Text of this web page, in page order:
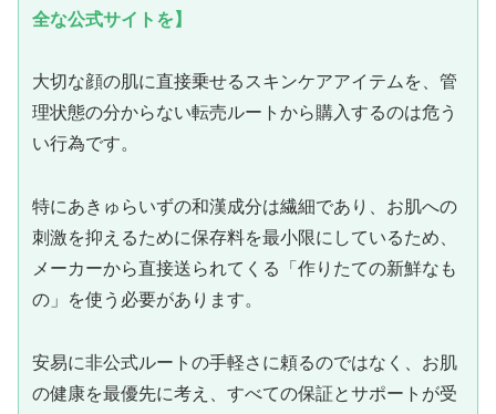
全な公式サイトを】
大切な顔の肌に直接乗せるスキンケアアイテムを、管
理状態の分からない転売ルートから購入するのは危う
い行為です。
特にあきゅらいずの和漢成分は繊細であり、お肌への
刺激を抑えるために保存料を最小限にしているため、
メーカーから直接送られてくる「作りたての新鮮なも
の」を使う必要があります。
安易に非公式ルートの手軽さに頼るのではなく、お肌
の健康を最優先に考え、すべての保証とサポートが受